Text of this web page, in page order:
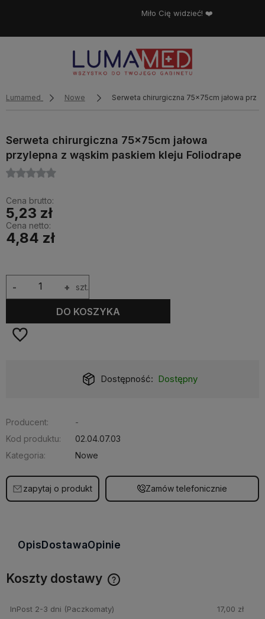
Miło Cię widzieć! ❤️
Lumamed Nowe Serweta chirurgiczna 75x75cm jałowa
Serweta chirurgiczna 75x75cm jałowa
przylepna z wąskim paskiem kleju Foliodrape
Cena brutto:
5,23 zł
Cena netto:
4,84 zł
+
- szt.
DO KOSZYKA
Dostępność: Dostępny
Producent:
-
Kod produktu:
02.04.07.03
Kategoria:
Nowe
zapytaj o produkt Zamów telefonicznie
Opis DostawaOpinie
Koszty dostawy
InPost 2-3 dni (Paczkomaty) 17,00 zł